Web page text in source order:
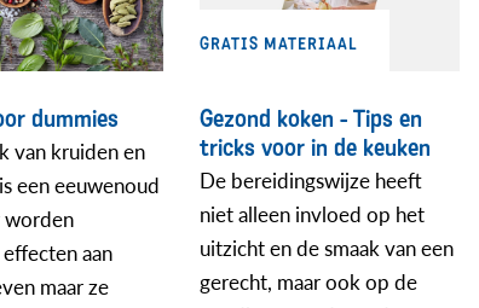
dummies
van kruiden en
een eeuwenoud
worden
aan
maar ze
GRATIS MATERIAAL
Gezond koken - Tips en
tricks voor in de keuken
De bereidingswijze heeft
niet alleen invloed op het
uitzicht en de smaak van een
gerecht, maar ook op de